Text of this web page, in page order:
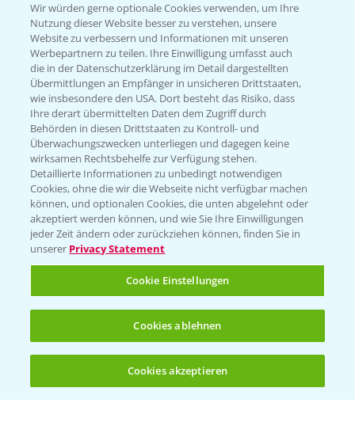
4:29
Körnermais früh - mittelfrüh erste
Ergebnisse 2024
20.11.2024
5:16
Ergebnisse der Häckselversuche in der
28.10.2024
(noch 4)
Wir würden gerne optionale Cookies verwenden, um Ihre
Nutzung dieser Website besser zu verstehen, unsere
Website zu verbessern und Informationen mit unseren
Werbepartnern zu teilen. Ihre Einwilligung umfasst auch
die in der Datenschutzerklärung im Detail dargestellten
Übermittlungen an Empfänger in unsicheren Drittstaaten,
wie insbesondere den USA. Dort besteht das Risiko, dass
Ihre derart übermittelten Daten dem Zugriff durch
Behörden in diesen Drittstaaten zu Kontroll- und
Überwachungszwecken unterliegen und dagegen keine
wirksamen Rechtsbehelfe zur Verfügung stehen.
Detaillierte Informationen zu unbedingt notwendigen
Cookies, ohne die wir die Webseite nicht verfügbar machen
können, und optionalen Cookies, die unten abgelehnt oder
akzeptiert werden können, und wie Sie Ihre Einwilligungen
jeder Zeit ändern oder zurückziehen können, finden Sie in
unserer Privacy Statement
Cookie Einstellungen
Cookies ablehnen
Cookies akzeptieren